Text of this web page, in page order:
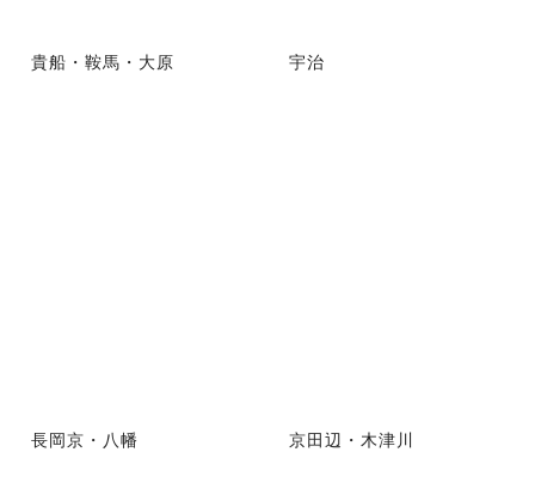
貴船・鞍馬・大原 宇治
長岡京・八幡 京田辺・木津川